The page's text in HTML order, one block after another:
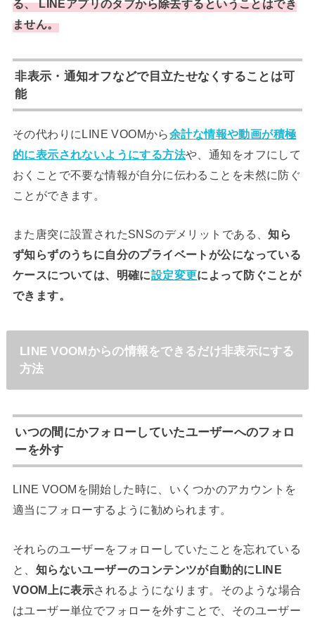
る、 LINEアプリのタブから除去するということはでき
ません。
非表示・通知オフなどで目立たせなくすることは可
能
その代わりにLINE VOOMから余計な情報や動画が積極
的に表示されないようにする方法や、通知をオフにして
おくことで不要な情報が自分に伝わることを未然に防ぐ
ことができます。
また唐突に設置されたSNSのデメリットである、知ら
ず知らずのうちに自分のプライベートが公になっている
ケースについては、明確に設定変更によって防ぐことが
できます。
LINE VOOMからの情報をできるだけ非表示にする
方法
いつの間にかフォローしていたユーザーへのフォロ
ーを外す
LINE VOOMを開始した時に、いくつかのアカウントを
適当にフォローするように勧められます。
それらのユーザーをフォローしていたことを忘れている
と、 知らないユーザーのコンテンツが自動的にLINE
VOOM上に表示されるようになります。そのような場合
はユーザー単位でフォローを外すことで、そのユーザー